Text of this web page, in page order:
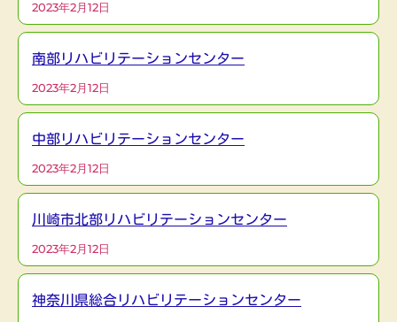
2023年2月12日
南部リハビリテーションセンター
2023年2月12日
中部リハビリテーションセンター
2023年2月12日
川崎市北部リハビリテーションセンター
2023年2月12日
神奈川県総合リハビリテーションセンター